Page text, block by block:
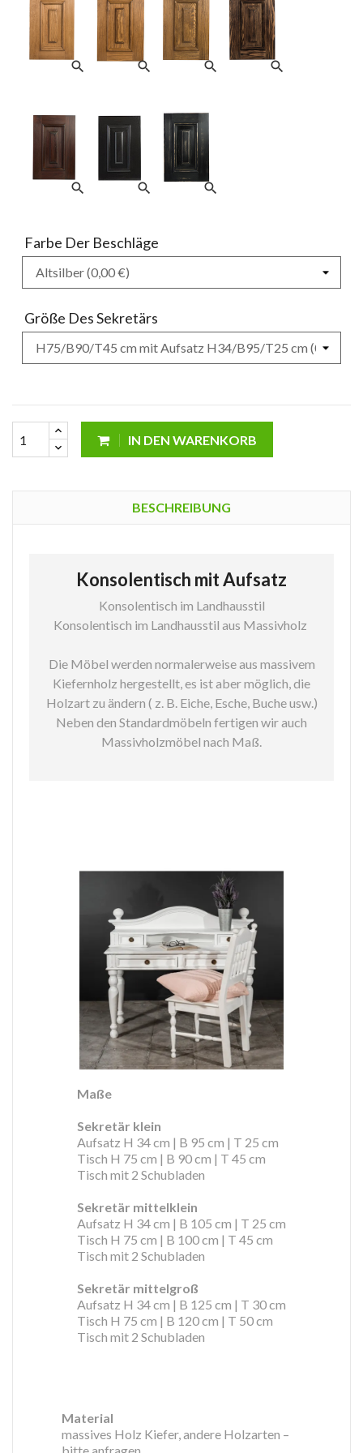
search search search search
search search search
Farbe Der Beschläge
Größe Des Sekretärs
IN DEN WARENKORB
BESCHREIBUNG
Konsolentisch mit Aufsatz
Konsolentisch im Landhausstil
Konsolentisch im Landhausstil aus Massivholz
Die Möbel werden normalerweise aus massivem
Kiefernholz hergestellt, es ist aber möglich, die
Holzart zu ändern ( z. B. Eiche, Esche, Buche usw.)
Neben den Standardmöbeln fertigen wir auch
Massivholzmöbel nach Maß.
Maße
Sekretär klein
Aufsatz H 34 cm | B 95 cm | T 25 cm
Tisch H 75 cm | B 90 cm | T 45 cm
Tisch mit 2 Schubladen
Sekretär mittelklein
Aufsatz H 34 cm | B 105 cm | T 25 cm
Tisch H 75 cm | B 100 cm | T 45 cm
Tisch mit 2 Schubladen
Sekretär mittelgroß
Aufsatz H 34 cm | B 125 cm | T 30 cm
Tisch H 75 cm | B 120 cm | T 50 cm
Tisch mit 2 Schubladen
Material
massives Holz Kiefer, andere Holzarten –